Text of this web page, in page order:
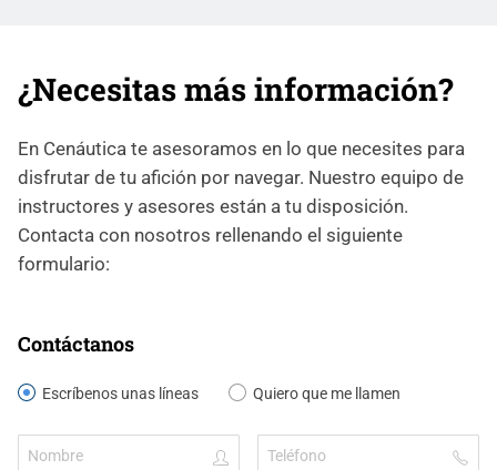
¿Necesitas más información?
En Cenáutica te asesoramos en lo que necesites para
disfrutar de tu afición por navegar. Nuestro equipo de
instructores y asesores están a tu disposición.
Contacta con nosotros rellenando el siguiente
formulario:
Contáctanos
Escríbenos unas líneas Quiero que me llamen